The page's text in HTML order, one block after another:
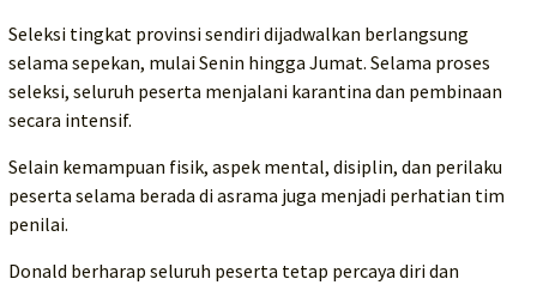
Seleksi tingkat provinsi sendiri dijadwalkan berlangsung
selama sepekan, mulai Senin hingga Jumat. Selama proses
seleksi, seluruh peserta menjalani karantina dan pembinaan
secara intensif.
Selain kemampuan fisik, aspek mental, disiplin, dan perilaku
peserta selama berada di asrama juga menjadi perhatian tim
penilai.
Donald berharap seluruh peserta tetap percaya diri dan